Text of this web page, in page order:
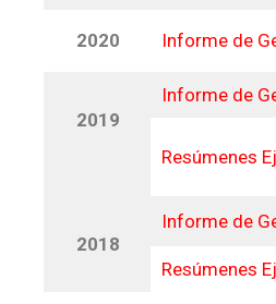
2020 Informe de
2019
Informe de
Resúmenes
2018
Informe de
Resúmenes